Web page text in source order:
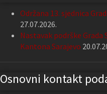
Održana 13. sjednica
27.07.2026.
Nastavak podrške Grada
Kantona Sarajevo
Osnovni kontakt